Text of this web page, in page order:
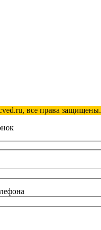
все права защищены.